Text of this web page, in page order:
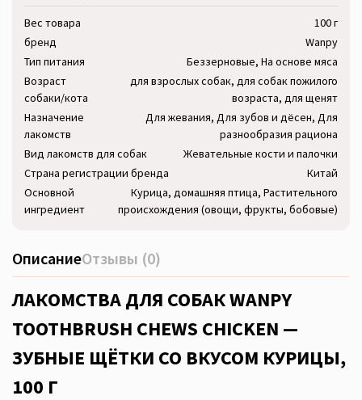
Вес товара
100 г
бренд
Wanpy
Тип питания
Беззерновые, На основе мяса
Возраст
собаки/кота
для взрослых собак, для собак пожилого
возраста, для щенят
Назначение
лакомств
Для жевания, Для зубов и дёсен, Для
разнообразия рациона
Вид лакомств для собак
Жевательные кости и палочки
Страна регистрации бренда
Китай
Основной
ингредиент
Курица, домашняя птица, Растительного
происхождения (овощи, фрукты, бобовые)
ОписаниеОтзывы (0)
ЛАКОМСТВА ДЛЯ СОБАК WANPY
TOOTHBRUSH CHEWS CHICKEN —
ЗУБНЫЕ ЩЁТКИ СО ВКУСОМ КУРИЦЫ,
100 Г